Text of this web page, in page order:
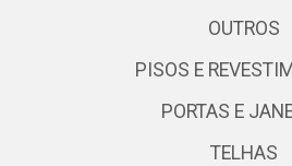
OUTROS
PISOS E
PORTAS E
TELHAS